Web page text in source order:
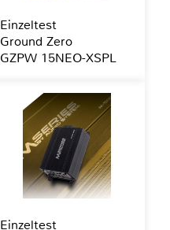
Einzeltest
Ground Zero
GZPW 15NEO-XSPL
Einzeltest